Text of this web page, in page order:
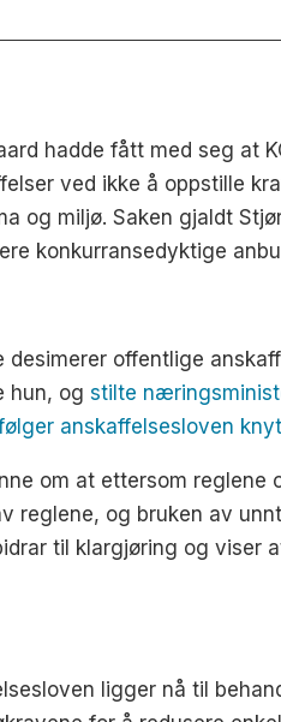
hadde fått med seg at
ved ikke å oppstille
og miljø. Saken gjaldt
konkurransedyktige
desimerer offentlige
hun, og stilte
anskaffelsesloven
om at ettersom
reglene, og bruken av
til klargjøring og
ligger nå til